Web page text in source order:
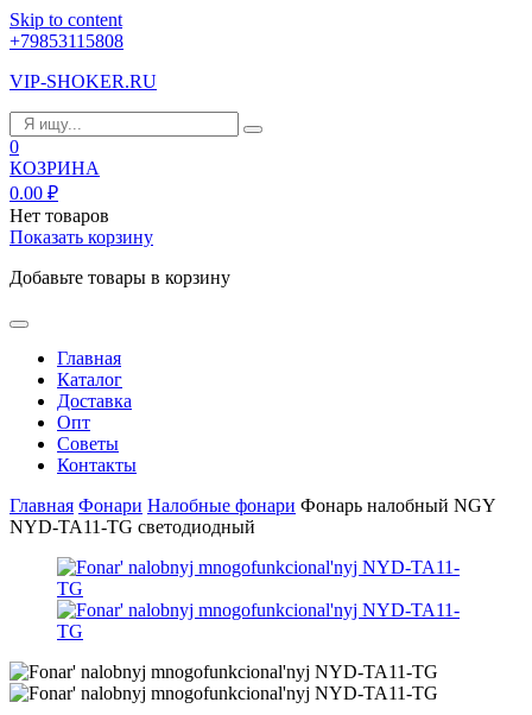
Skip to content
+79853115808
VIP-SHOKER.RU
0
КОЗРИНА
0.00 ₽
Нет товаров
Показать корзину
Добавьте товары в корзину
Главная
Каталог
Доставка
Опт
Советы
Контакты
Главная Фонари Налобные фонари Фонарь налобный NGY
NYD-TA11-TG светодиодный